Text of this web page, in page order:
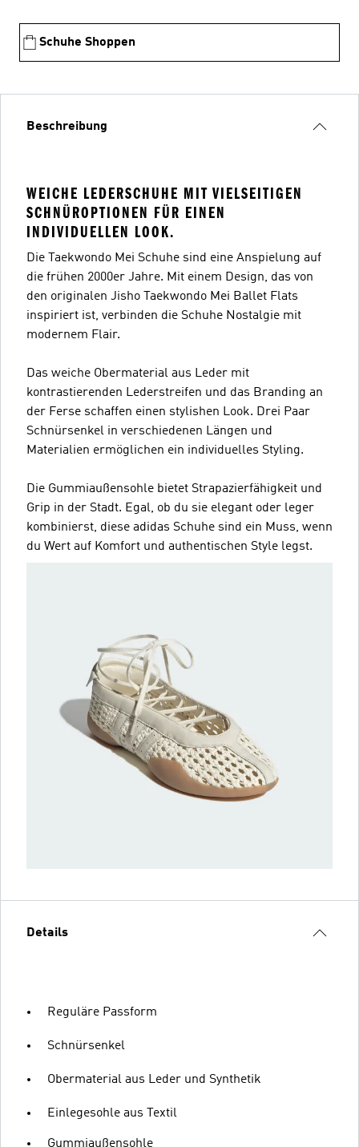
Schuhe Shoppen
Beschreibung
WEICHE LEDERSCHUHE MIT VIELSEITIGEN
SCHNÜROPTIONEN FÜR EINEN
INDIVIDUELLEN LOOK.
Die Taekwondo Mei Schuhe sind eine Anspielung auf
die frühen 2000er Jahre. Mit einem Design, das von
den originalen Jisho Taekwondo Mei Ballet Flats
inspiriert ist, verbinden die Schuhe Nostalgie mit
modernem Flair.
Das weiche Obermaterial aus Leder mit
kontrastierenden Lederstreifen und das Branding an
der Ferse schaffen einen stylishen Look. Drei Paar
Schnürsenkel in verschiedenen Längen und
Materialien ermöglichen ein individuelles Styling.
Die Gummiaußensohle bietet Strapazierfähigkeit und
Grip in der Stadt. Egal, ob du sie elegant oder leger
kombinierst, diese adidas Schuhe sind ein Muss, wenn
du Wert auf Komfort und authentischen Style legst.
Details
Reguläre Passform
Schnürsenkel
Obermaterial aus Leder und Synthetik
Einlegesohle aus Textil
Gummiaußensohle